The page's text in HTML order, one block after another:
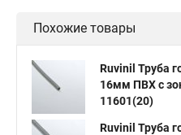
Похожие товары
Ruvinil Труба
16мм ПВХ с
11601(20)
Ruvinil Труба